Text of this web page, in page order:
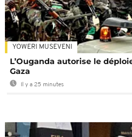
YOWERI MUSEVENI
L’Ouganda autorise le
Gaza
Il y a 25 minutes